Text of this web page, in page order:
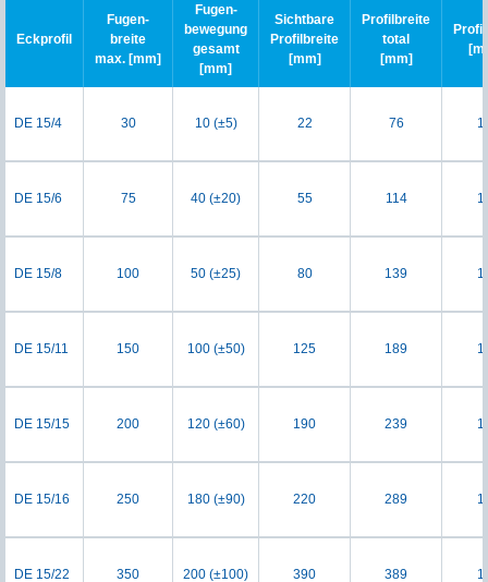
Eckprofil
Fugen-
breite
max. [mm]
Fugen-
bewegung
gesamt
[mm]
Sichtbare
Profilbreite
[mm]
Profilbreite
total
[mm]
DE 15/4 30 10 (±5) 22 76
DE 15/6 75 40 (±20) 55 114
DE 15/8 100 50 (±25) 80 139
DE 15/11 150 100 (±50) 125 189
DE 15/15 200 120 (±60) 190 239
DE 15/16 250 180 (±90) 220 289
DE 15/22 350 200 (±100) 390 389